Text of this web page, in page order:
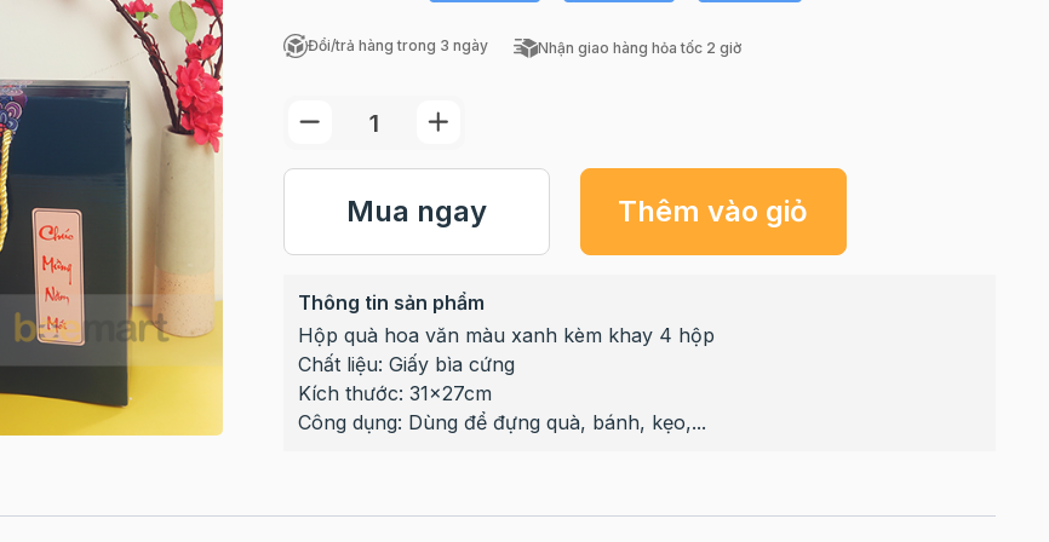
Đổi/trả hàng trong 3 ngày Nhận giao hàng hỏa tốc 2 giờ
Mua ngay Thêm vào giỏ
Thông tin sản phẩm
Hộp quà hoa văn màu xanh kèm khay 4 hộp
Chất liệu: Giấy bìa cứng
Kích thước: 31x27cm
Công dụng: Dùng để đựng quà, bánh, kẹo,...